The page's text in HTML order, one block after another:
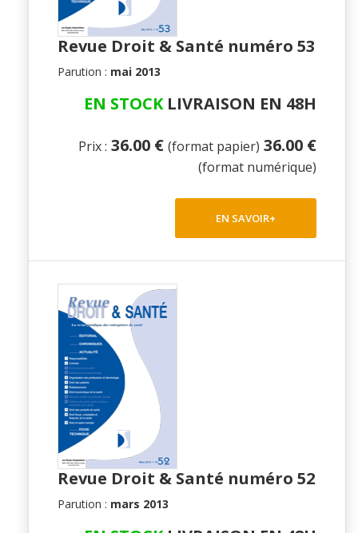
Revue Droit & Santé numéro 53
Parution : mai 2013
EN STOCKLIVRAISON EN 48H
Prix : 36.00 € (format papier) 36.00 €
(format numérique)
EN SAVOIR+
Revue Droit & Santé numéro 52
Parution : mars 2013